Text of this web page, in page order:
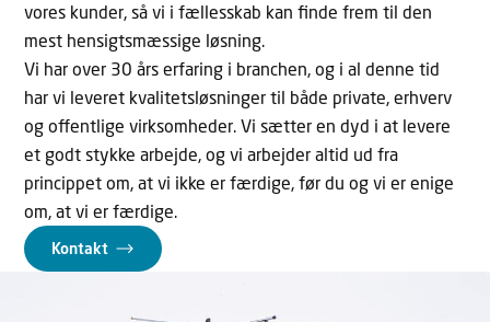
vores kunder, så vi i fællesskab kan finde frem til den
mest hensigtsmæssige løsning.
Vi har over 30 års erfaring i branchen, og i al denne tid
har vi leveret kvalitetsløsninger til både private, erhverv
og offentlige virksomheder. Vi sætter en dyd i at levere
et godt stykke arbejde, og vi arbejder altid ud fra
princippet om, at vi ikke er færdige, før du og vi er enige
om, at vi er færdige.
Kontakt